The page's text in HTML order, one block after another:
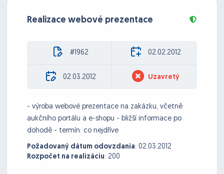
Realizace webové prezentace
#1962 02.02.2012
02.03.2012 Uzavretý
- výroba webové prezentace na zakázku, včetně
aukčního portálu a e-shopu - bližší informace po
dohodě - termín: co nejdříve
Požadovaný dátum odovzdania: 02.03.2012
Rozpočet na realizáciu: 200